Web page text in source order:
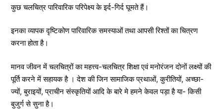
कुछ चलचित्र पारिवारिक परिपेक्ष्य के इर्द-गिर्द घूमते हैं।
इनका व्यापक दृष्टिकोण पारिवारिक समस्याओं तथा आपसी रिश्तों का चित्रण
करना होता है।
मानव जीवन में चलचित्रों का महत्त्व-चलचित्र शिक्षा एवं मनोरंजन दोनों लक्ष्यों की
पूर्ति करने में सहायक है । देश की जिन सामाजिक प्रथाओं, कुरीतियों, अच्छा-
ज्यों, बुराइयों, प्राचीन संस्कृतियों आदि के बारे मे हमने केवल पड़ा है या- किसी
बुजुर्ग से सुना है।